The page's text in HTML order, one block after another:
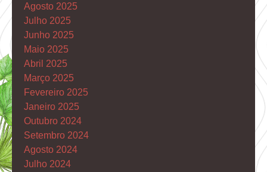
Agosto 2025
Julho 2025
Junho 2025
Maio 2025
Abril 2025
Março 2025
Fevereiro 2025
Janeiro 2025
Outubro 2024
Setembro 2024
Agosto 2024
Julho 2024